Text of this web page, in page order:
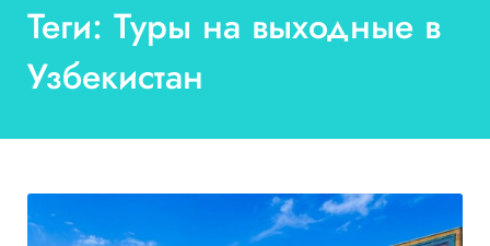
Теги: Туры на выходные в
Узбекистан